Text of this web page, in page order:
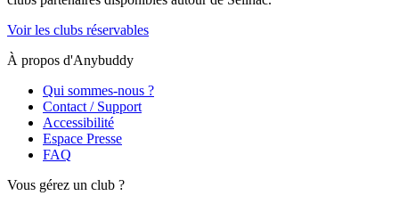
Voir les clubs réservables
À propos d'Anybuddy
Qui sommes-nous ?
Contact / Support
Accessibilité
Espace Presse
FAQ
Vous gérez un club ?